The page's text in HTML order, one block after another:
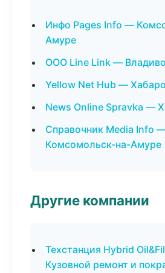
Инфо Pages Info —
Амуре
ООО Line Link —
Yellow Net Hub —
News Online Spravka —
Справочник Media Info
Комсомольск-на-Амуре
Другие компании
Техстанция Hybrid
Кузовной ремонт и